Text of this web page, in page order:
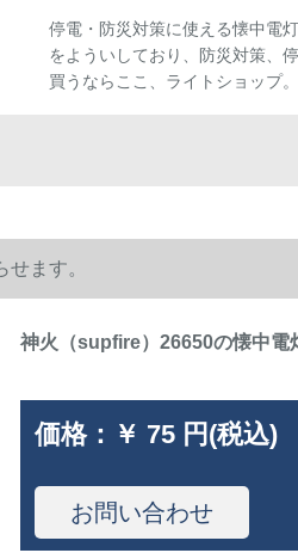
停電・防災対策に使える懐中電
をよういしており、防災対策、
買うならここ、ライトショップ
ます。
神火（supfire）26650の懐中電
価格： ￥ 75 円(税込)
お問い合わせ